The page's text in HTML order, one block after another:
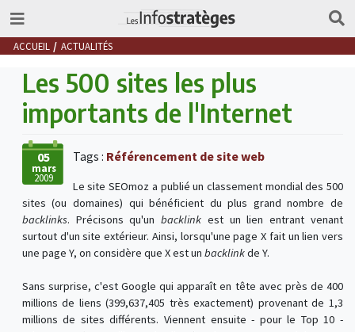
ACCUEIL ACTUALITÉS
Les 500 sites les plus
importants de l'Internet
05
mars
2009
Tags : Référencement de site web
Le site SEOmoz a publié un classement mondial des 500
sites (ou domaines) qui bénéficient du plus grand nombre de
backlinks. Précisons qu'unbacklink est un lien entrant venant
surtout d'un site extérieur. Ainsi, lorsqu'une page X fait un lien vers
une page Y, on considère que X est un backlinkde Y.
Sans surprise, c'est Google qui apparaît en tête avec près de 400
millions de liens (399,637,405 très exactement) provenant de 1,3
millions de sites différents. Viennent ensuite - pour le Top 10 -